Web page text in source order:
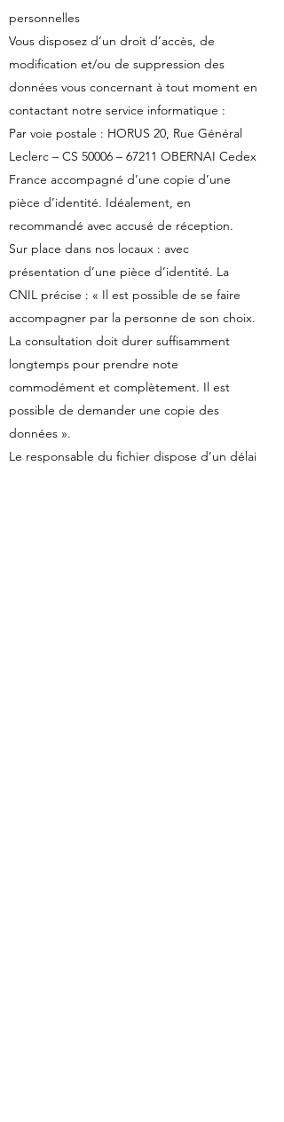
personnelles
Vous disposez d’un droit d’accès, de
modification et/ou de suppression des
données vous concernant à tout moment en
contactant notre service informatique :
Par voie postale : HORUS 20, Rue Général
Leclerc – CS 50006 – 67211 OBERNAI Cedex
France accompagné d’une copie d’une
pièce d’identité. Idéalement, en
recommandé avec accusé de réception.
Sur place dans nos locaux : avec
présentation d’une pièce d’identité. La
CNIL précise : « Il est possible de se faire
accompagner par la personne de son choix.
La consultation doit durer suffisamment
longtemps pour prendre note
commodément et complètement. Il est
possible de demander une copie des
données ».
Le responsable du fichier dispose d’un délai